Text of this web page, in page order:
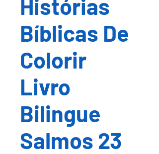
Histórias
Bíblicas De
Colorir
Livro
Bilingue
Salmos 23